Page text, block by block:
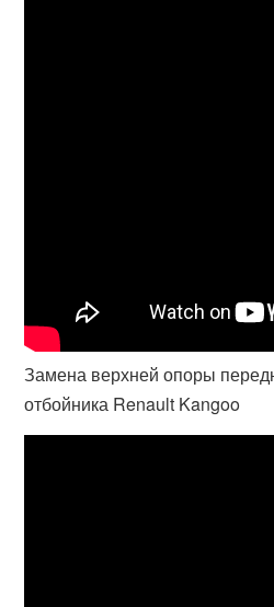
Замена верхней опоры
отбойника Renault Kangoo